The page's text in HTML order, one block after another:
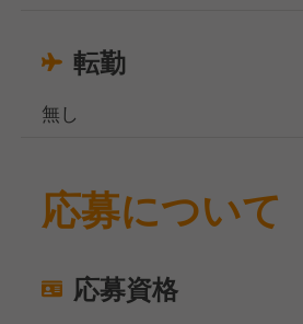
転勤
無し
応募について
応募資格